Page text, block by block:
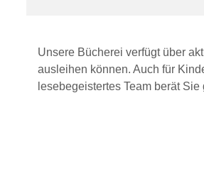
Unsere Bücherei verfügt über
ausleihen können. Auch für
lesebegeistertes Team berät Sie